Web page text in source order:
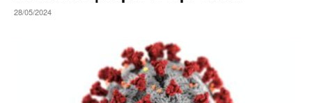
28/05/2024